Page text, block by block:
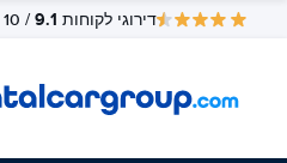
דירוגי לקוחות 9.1
/ 10